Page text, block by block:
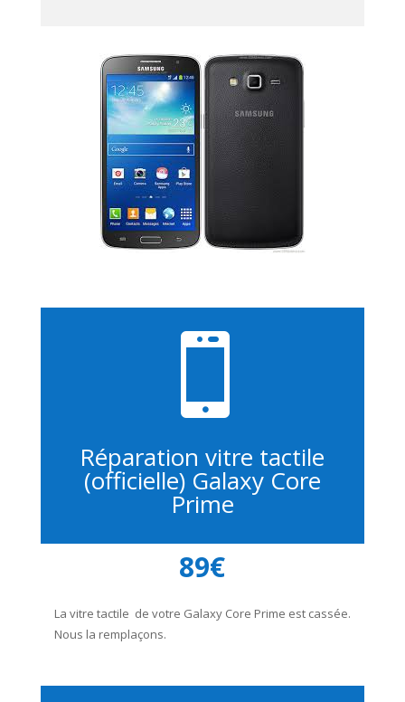

Réparation vitre tactile
(officielle) Galaxy Core
Prime
89€
La vitre tactile de votre Galaxy Core Prime est cassée.
Nous la remplaçons.